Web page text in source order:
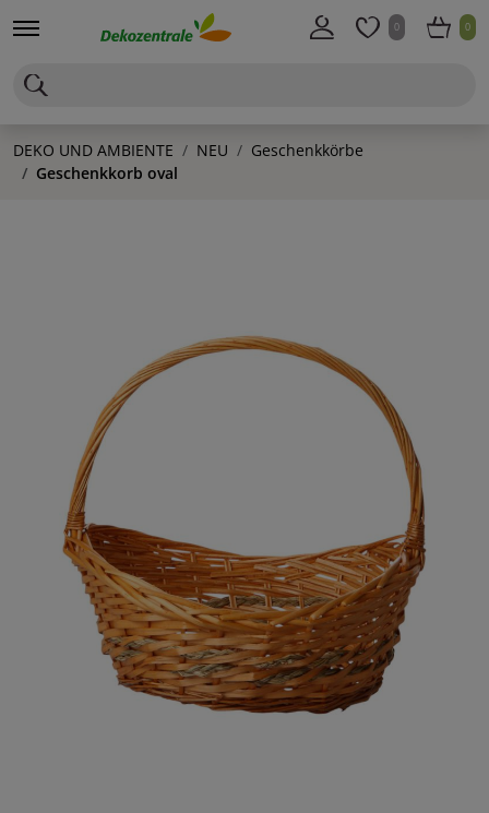
0 0
DEKO UND AMBIENTE NEU
Geschenkkörbe
Geschenkkorb oval